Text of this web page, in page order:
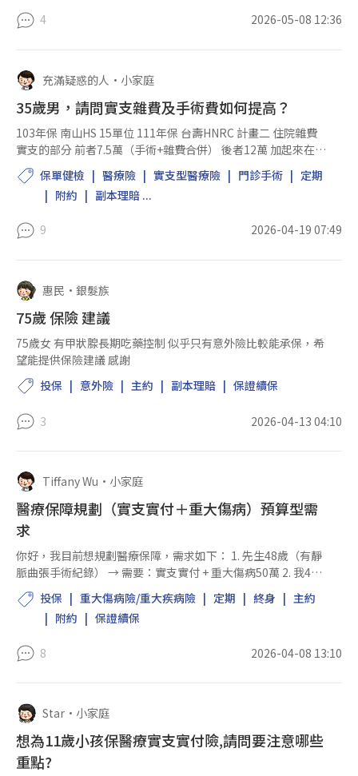
4 2026-05-08 12:36
充滿疑惑的人 • 小家庭
35歲男，請問實支雜費及手術費如何提高？
103年保 南山HS 15單位 111年保 台壽HNRC 計畫二 住院雜費
實支的部分 前者7.5萬（手術+雜費合併） 後者12萬 加起來在
19.5萬 想請問有沒有其他建議拉高雜費實支額度 以及手術費的
理賠金 謝謝
保單健檢 醫療險 實支型醫療險 門診手術
定期
附約
副本理賠 ...
9 2026-04-19 07:49
惠民 • 銀髮族
75歲 保險 建議
75歲女 有甲狀腺長期吃藥控制 似乎只有意外險比較能承保，希
望能提供保險建議 感謝
投保
意外險 主約 副本理賠 保證續保
3 2026-04-13 04:10
Tiffany Wu • 小家庭
醫療保障規劃（實支實付＋重大傷病）預算型需
求
你好，我目前想規劃醫療保障，需求如下： 1. 先生48歲（有靜
脈曲張手術紀錄） → 需要：實支實付 + 重大傷病50萬 2. 我43
歲（目前無工作） → 先規劃：實支實付 預算： 全家一年約3萬
左右（希望控制在這個範...
投保 重大傷病險/重大疾病險 定期 終身
主約
附約
保證續保
8 2026-04-08 13:10
Star • 小家庭
想為11歲小孩保醫療實支實付險,請問要注意哪些
重點?